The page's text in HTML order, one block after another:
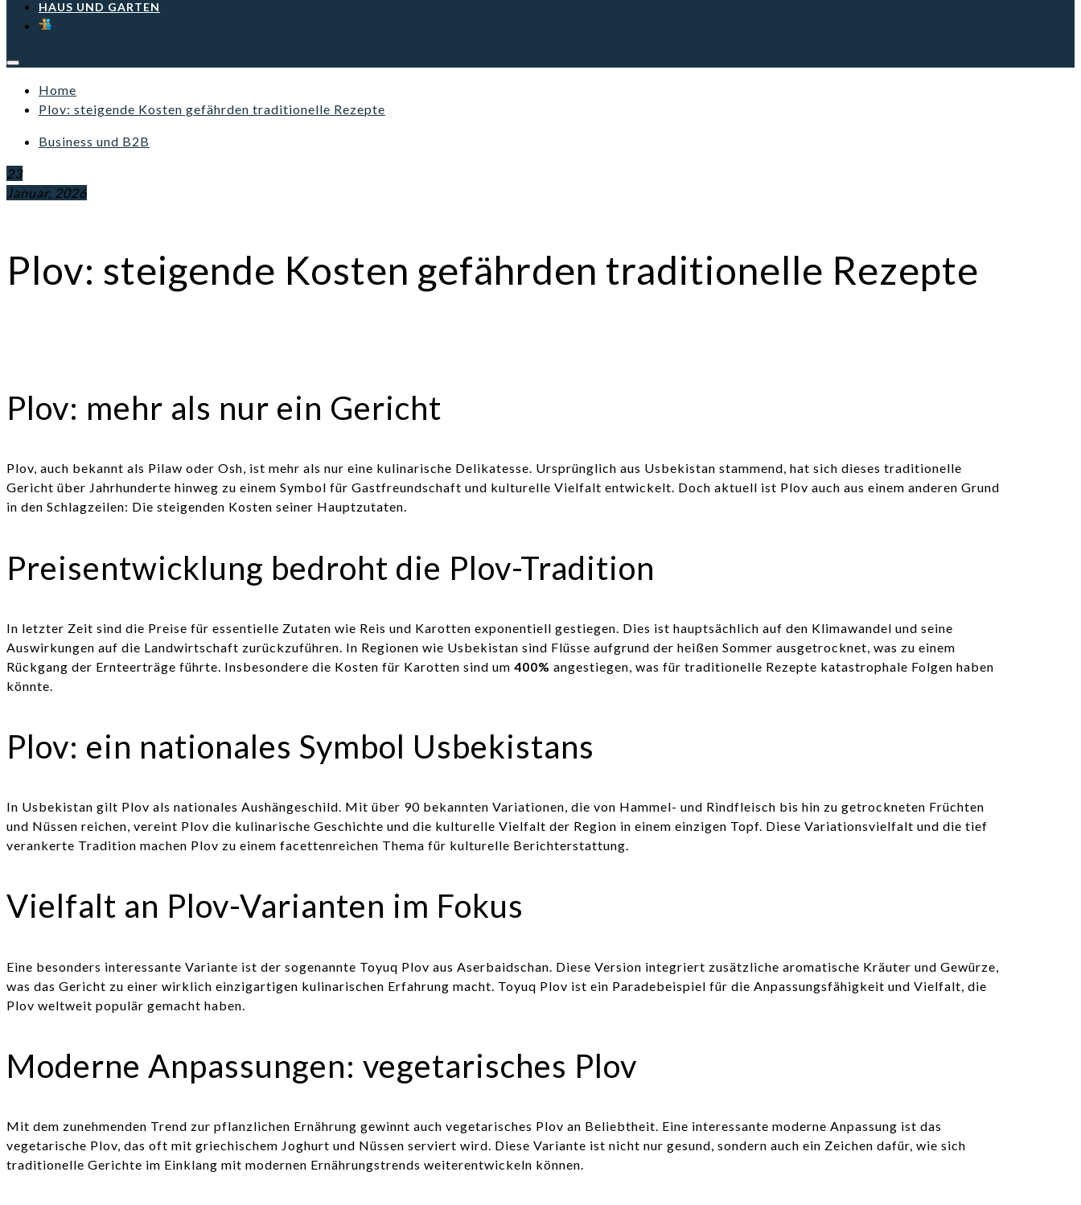
HAUS UND GARTEN
Home
Plov: steigende Kosten gefährden traditionelle Rezepte
Business und B2B
23
Januar, 2026
Plov: steigende Kosten gefährden traditionelle Rezepte
Plov: mehr als nur ein Gericht
Plov, auch bekannt als Pilaw oder Osh, ist mehr als nur eine kulinarische Delikatesse. Ursprünglich aus Usbekistan stammend, hat sich dieses traditionelle
Gericht über Jahrhunderte hinweg zu einem Symbol für Gastfreundschaft und kulturelle Vielfalt entwickelt. Doch aktuell ist Plov auch aus einem anderen Grund
in den Schlagzeilen: Die steigenden Kosten seiner Hauptzutaten.
Preisentwicklung bedroht die Plov-Tradition
In letzter Zeit sind die Preise für essentielle Zutaten wie Reis und Karotten exponentiell gestiegen. Dies ist hauptsächlich auf den Klimawandel und seine
Auswirkungen auf die Landwirtschaft zurückzuführen. In Regionen wie Usbekistan sind Flüsse aufgrund der heißen Sommer ausgetrocknet, was zu einem
Rückgang der Ernteerträge führte. Insbesondere die Kosten für Karotten sind um 400% angestiegen, was für traditionelle Rezepte katastrophale Folgen haben
könnte.
Plov: ein nationales Symbol Usbekistans
In Usbekistan gilt Plov als nationales Aushängeschild. Mit über 90 bekannten Variationen, die von Hammel- und Rindfleisch bis hin zu getrockneten Früchten
und Nüssen reichen, vereint Plov die kulinarische Geschichte und die kulturelle Vielfalt der Region in einem einzigen Topf. Diese Variationsvielfalt und die tief
verankerte Tradition machen Plov zu einem facettenreichen Thema für kulturelle Berichterstattung.
Vielfalt an Plov-Varianten im Fokus
Eine besonders interessante Variante ist der sogenannte Toyuq Plov aus Aserbaidschan. Diese Version integriert zusätzliche aromatische Kräuter und Gewürze,
was das Gericht zu einer wirklich einzigartigen kulinarischen Erfahrung macht. Toyuq Plov ist ein Paradebeispiel für die Anpassungsfähigkeit und Vielfalt, die
Plov weltweit populär gemacht haben.
Moderne Anpassungen: vegetarisches Plov
Mit dem zunehmenden Trend zur pflanzlichen Ernährung gewinnt auch vegetarisches Plov an Beliebtheit. Eine interessante moderne Anpassung ist das
vegetarische Plov, das oft mit griechischem Joghurt und Nüssen serviert wird. Diese Variante ist nicht nur gesund, sondern auch ein Zeichen dafür, wie sich
traditionelle Gerichte im Einklang mit modernen Ernährungstrends weiterentwickeln können.